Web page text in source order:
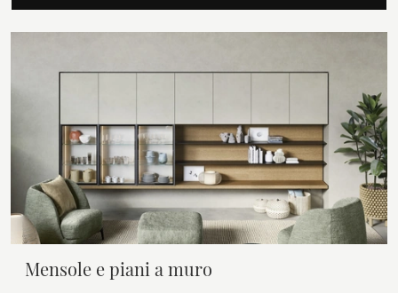
Mensole e piani a muro